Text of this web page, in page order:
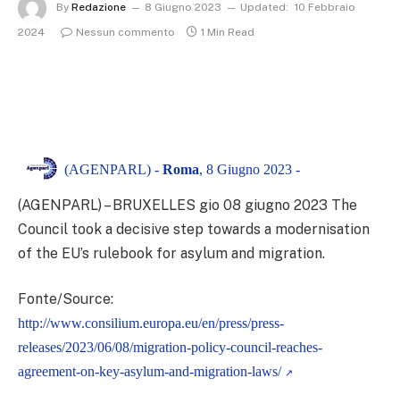
By Redazione 8 Giugno 2023 Updated: 10 Febbraio
2024
Nessun commento 1 Min Read
(AGENPARL) - Roma, 8 Giugno 2023 -
(AGENPARL) – BRUXELLES gio 08 giugno 2023 The
Council took a decisive step towards a modernisation
of the EU’s rulebook for asylum and migration.
Fonte/Source:
http://www.consilium.europa.eu/en/press/press-
releases/2023/06/08/migration-policy-council-reaches-
agreement-on-key-asylum-and-migration-laws/